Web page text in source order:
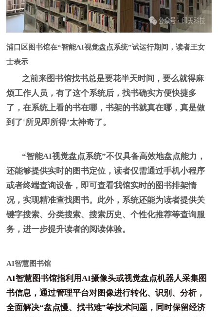
浦口区图书馆在“智能AI视觉盘点系统”试运行期间，读者王女
士表示
之前来图书馆找书总是要花半天时间，要么就得麻
烦工作人员，有了这个系统后，找书确实方便快捷多
了，在系统上看的书在哪，书架的书就真在哪，真是做
到了'所见即所得’太神奇了。
“智能AI视觉盘点系统”不仅具备高效地盘点能力，
还能够提供实时的图书定位，读者仅需通过手机小程序
或者终端查询设备，即可查看我馆实时的图书排架情
况，实现精准查找图书。此外，系统还能为读者提供关
键字搜索、分类搜索、搜索历史、个性化推荐等查询服
务，进一步提升读者的阅读体验。
AI智慧图书馆
AI智慧图书馆指利用AI摄像头或视觉盘点机器人采集图
书信息，通过管理平台对图像进行转化、识别、分析，
全面解决“盘点慢、找书难”等技术问题，同时保留经济